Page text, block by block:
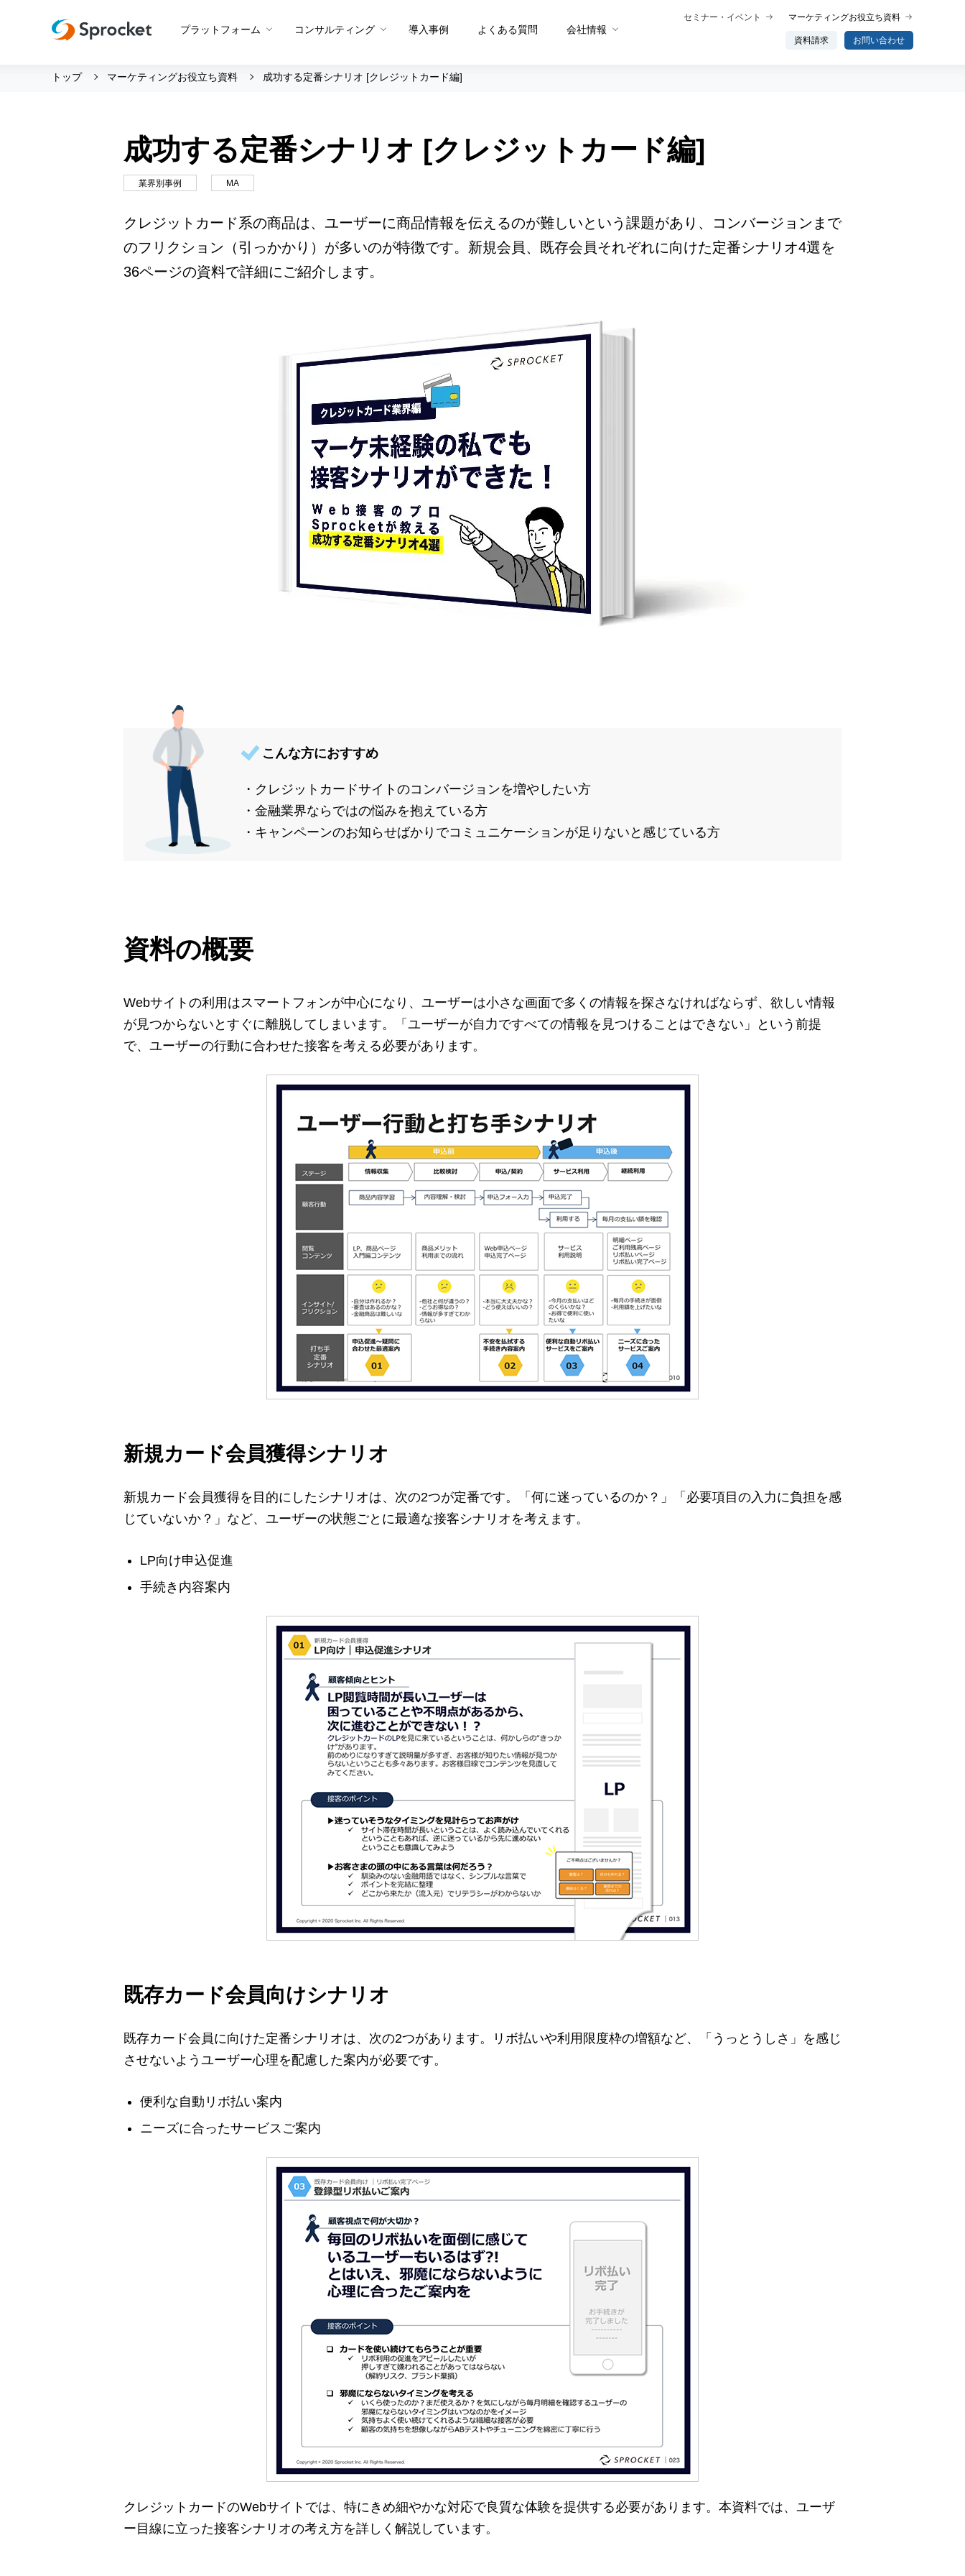
プラットフォーム
プロダクト概要
Web接客
プロダクト概要 プロダクト概要
コンサルティング
運用支援 トップ
Beyond CROコンサルティング
CROコンサルティング
設定代行
サポートボット
メソッド トップ
メソッドを共有する仕組み
PDCAメソッド
CX課題発見メソッド
サイト分析メソッド
顧客育成メソッド
導入事例 よくある質問 会社情報
会社情報 トップ
メンバー紹介
採用情報
創業の想い
沿革
ビジョン・ミッション・バリュー
ロゴマーク
セミナー・イベント マーケティングお役立ち資料
資料請求 お問い合わせ
トップ マーケティングお役立ち資料 成功する定番シナリオ [クレジットカード編]
成功する定番シナリオ [クレジットカード編]
業界別事例 MA
クレジットカード系の商品は、ユーザーに商品情報を伝えるのが難しいという課題があり、コンバージョンまで
のフリクション（引っかかり）が多いのが特徴です。新規会員、既存会員それぞれに向けた定番シナリオ4選を
36ページの資料で詳細にご紹介します。
こんな方におすすめ
・クレジットカードサイトのコンバージョンを増やしたい方
・金融業界ならではの悩みを抱えている方
・キャンペーンのお知らせばかりでコミュニケーションが足りないと感じている方
資料の概要
Webサイトの利用はスマートフォンが中心になり、ユーザーは小さな画面で多くの情報を探さなければならず、欲しい情報
が見つからないとすぐに離脱してしまいます。「ユーザーが自力ですべての情報を見つけることはできない」という前提
で、ユーザーの行動に合わせた接客を考える必要があります。
新規カード会員獲得シナリオ
新規カード会員獲得を目的にしたシナリオは、次の2つが定番です。「何に迷っているのか？」「必要項目の入力に負担を感
じていないか？」など、ユーザーの状態ごとに最適な接客シナリオを考えます。
LP向け申込促進
手続き内容案内
既存カード会員向けシナリオ
既存カード会員に向けた定番シナリオは、次の2つがあります。リボ払いや利用限度枠の増額など、「うっとうしさ」を感じ
させないようユーザー心理を配慮した案内が必要です。
便利な自動リボ払い案内
ニーズに合ったサービスご案内
クレジットカードのWebサイトでは、特にきめ細やかな対応で良質な体験を提供する必要があります。本資料では、ユーザ
ー目線に立った接客シナリオの考え方を詳しく解説しています。